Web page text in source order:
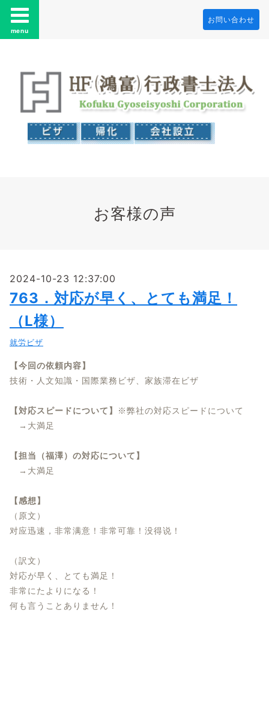
menu
お問い合わせ
お客様の声
2024-10-23 12:37:00
763．対応が早く、とても満足！
（L様）
就労ビザ
【今回の依頼内容】
技術・人文知識・国際業務ビザ、家族滞在ビザ
【対応スピードについて】
※弊社の対応スピードについて
→大満足
【担当（福澤）の対応について】
→大満足
【感想】
（原文）
对应迅速，非常满意！非常可靠！没得说！
（訳文）
対応が早く、とても満足！
非常にたよりになる！
何も言うことありません！